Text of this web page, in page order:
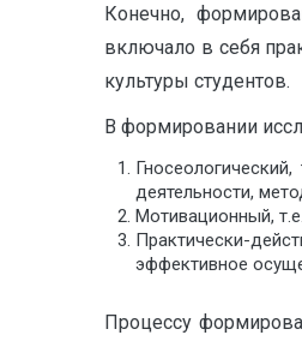
Конечно,
включало в себя
культуры студентов.
В формировании
деятельности,
Мотивационный,
Практически-
эффективное
Процессу